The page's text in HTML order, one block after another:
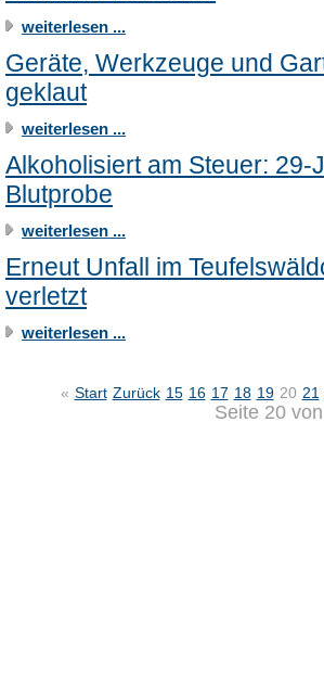
weiterlesen ...
Geräte, Werkzeuge und
geklaut
weiterlesen ...
Alkoholisiert am Steuer: 29-
Blutprobe
weiterlesen ...
Erneut Unfall im
verletzt
weiterlesen ...
« Start Zurück 15 16 17 18 19 20 21
Seite 20